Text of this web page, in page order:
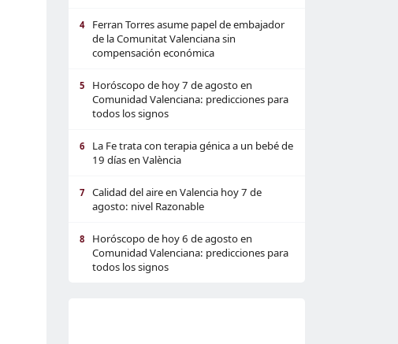
4
Ferran Torres asume papel de embajador
de la Comunitat Valenciana sin
compensación económica
5
Horóscopo de hoy 7 de agosto en
Comunidad Valenciana: predicciones para
todos los signos
6
La Fe trata con terapia génica a un bebé de
19 días en València
7
Calidad del aire en Valencia hoy 7 de
agosto: nivel Razonable
8
Horóscopo de hoy 6 de agosto en
Comunidad Valenciana: predicciones para
todos los signos